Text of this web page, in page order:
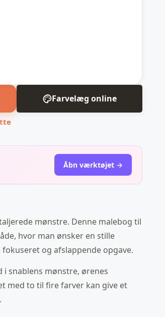
Farvelæg online
Åbn værktøjet →
mønstre. Denne malebog til
hvor man ønsker en stille
og afslappende opgave.
i snablens mønstre, ørenes
med to til fire farver kan give et